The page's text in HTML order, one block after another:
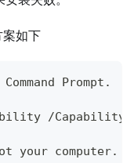
如下
Prompt.
/
your computer.